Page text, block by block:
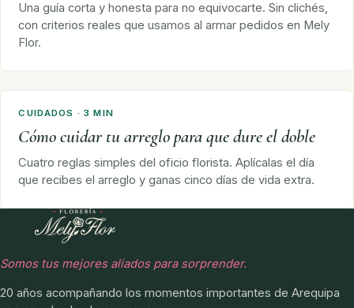
Una guía corta y honesta para no equivocarte. Sin clichés,
con criterios reales que usamos al armar pedidos en Mely
Flor.
CUIDADOS · 3 MIN
Cómo cuidar tu arreglo para que dure el doble
Cuatro reglas simples del oficio florista. Aplícalas el día
que recibes el arreglo y ganas cinco días de vida extra.
Somos tus mejores aliados para sorprender.
20 años acompañando los momentos importantes de Arequipa